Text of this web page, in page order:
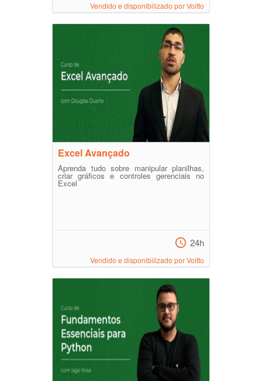
Vendido e disponibilizado por Voitto
Excel Avançado
Aprenda tudo sobre manipular planilhas,
criar gráficos e controles gerenciais no
Excel
24h
Vendido e disponibilizado por Voitto